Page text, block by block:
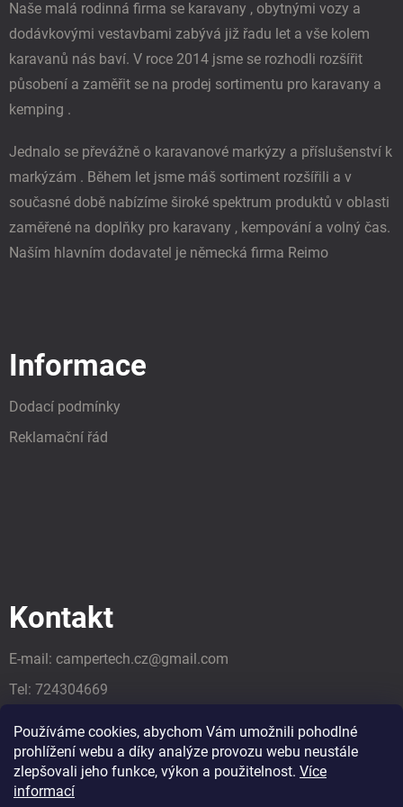
Používáme cookies, abychom Vám umožnili pohodlné
prohlížení webu a díky analýze provozu webu neustále
zlepšovali jeho funkce, výkon a použitelnost. Více
informací
k
v
ý
p
i
Naše malá rodinná firma se karavany , obytnými vozy a
dodávkovými vestavbami zabývá již řadu let a vše kolem
karavanů nás baví. V roce 2014 jsme se rozhodli rozšířit
působení a zaměřit se na prodej sortimentu pro karavany a
kemping .
Jednalo se převážně o karavanové markýzy a příslušenství k
markýzám . Během let jsme máš sortiment rozšířili a v
současné době nabízíme široké spektrum produktů v oblasti
zaměřené na doplňky pro karavany , kempování a volný čas.
Naším hlavním dodavatel je německá firma Reimo
Informace
Dodací podmínky
Reklamační řád
Kontakt
E-mail: campertech.cz@gmail.com
Tel: 724304669